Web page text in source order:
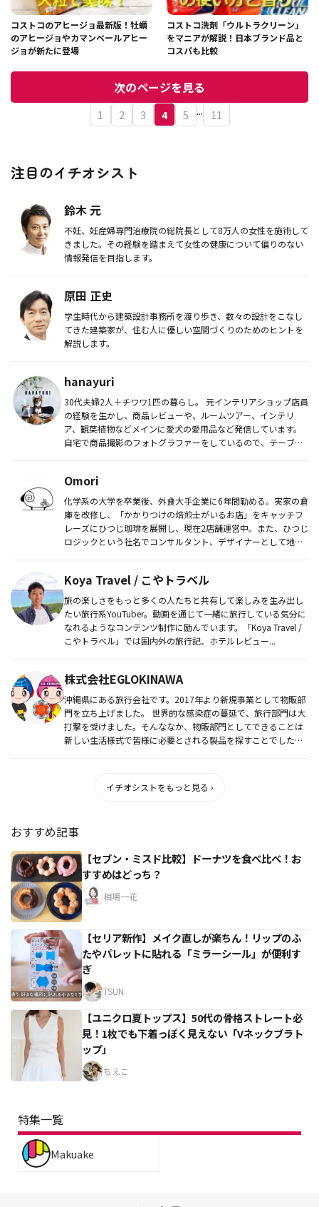
コストコのアヒージョ最新版！牡蠣
のアヒージョやカマンベールアヒー
ジョが新たに登場
コストコ洗剤「ウルトラクリーン」
をマニアが解説！日本ブランド品と
コスパも比較
次のページを見る
1 2 3 4 5 ... 11
注目のイチオシスト
鈴木 元
不妊、妊産婦専門治療院の総院長として8万人の女性を施術して
きました。その経験を踏まえて女性の健康について偏りのない
情報発信を目指します。
原田 正史
学生時代から建築設計事務所を渡り歩き、数々の設計をこなし
てきた建築家が、住む人に優しい空間づくりのためのヒントを
解説します。
hanayuri
30代夫婦2人＋チワワ1匹の暮らし。 元インテリアショップ店員
の経験を生かし、商品レビューや、ルームツアー、インテリ
ア、観葉植物などメインに愛犬の愛用品など発信しています。
自宅で商品撮影のフォトグラファーをしているので、テーブル
Omori
化学系の大学を卒業後、外食大手企業に6年間勤める。実家の倉
庫を改修し、「かかりつけの焙煎士がいるお店」をキャッチフ
レーズにひつじ珈琲を展開し、現在2店舗運営中。また、ひつじ
ロジックという社名でコンサルタント、デザイナーとして地元
Koya Travel / こやトラベル
旅の楽しさをもっと多くの人たちと共有して楽しみを生み出し
たい旅行系YouTuber。動画を通じて一緒に旅行している気分に
なれるようなコンテンツ制作に励んでいます。「Koya Travel /
こやトラベル」では国内外の旅行記、ホテルレビュー...
株式会社EGLOKINAWA
沖縄県にある旅行会社です。2017年より新規事業として物販部
門を立ち上げました。 世界的な感染症の蔓延で、旅行部門は大
打撃を受けました。そんななか、物販部門としてできることは
新しい生活様式で皆様に必要とされる製品を探すことでした。
イチオシストをもっと見る ›
おすすめ記事
【セブン・ミスド比較】ドーナツを食べ比べ！お
すすめはどっち？
相場一花
【セリア新作】メイク直しが楽ちん！リップのふ
たやパレットに貼れる「ミラーシール」が便利す
ぎ
TSUN
【ユニクロ夏トップス】50代の骨格ストレート必
見！1枚でも下着っぽく見えない「Vネックブラト
ップ」
ちえこ
特集一覧
Makuake